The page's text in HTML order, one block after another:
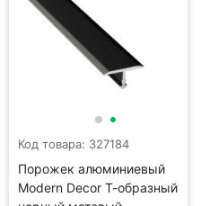
Код товара: 327184
Порожек алюминиевый
Modern Decor Т-образный